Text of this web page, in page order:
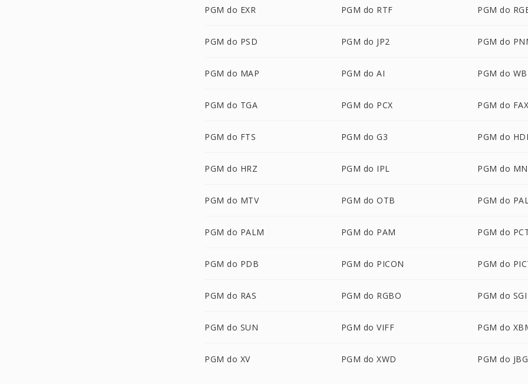
PGM do EXR PGM do RTF PGM do
PGM do PSD PGM do JP2 PGM do
PGM do MAP PGM do AI PGM do
PGM do TGA PGM do PCX PGM do FAX
PGM do FTS PGM do G3 PGM do
PGM do HRZ PGM do IPL PGM do
PGM do MTV PGM do OTB PGM do
PGM do PALM PGM do PAM PGM do
PGM do PDB PGM do PICON PGM do
PGM do RAS PGM do RGBO PGM do SGI
PGM do SUN PGM do VIFF PGM do
PGM do XV PGM do XWD PGM do JBG